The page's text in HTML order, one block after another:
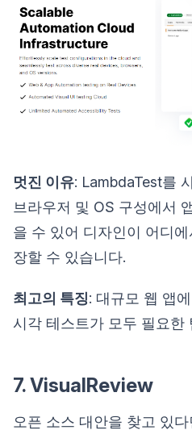
멋진 이유: LambdaTest를
브라우저 및 OS 구성에서
을 수 있어 디자인이 어디
장할 수 있습니다.
최고의 특징: 대규모 웹 앱
시각 테스트가 모두 필요한
7. VisualReview
오픈 소스 대안을 찾고 있다